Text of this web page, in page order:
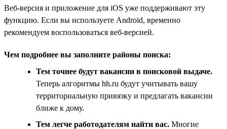
Веб-версия и приложение для iOS уже поддерживают эту
функцию. Если вы используете Android, временно
рекомендуем воспользоваться веб-версией.
Чем подробнее вы заполните районы поиска:
Тем точнее будут вакансии в поисковой выдаче.
Теперь алгоритмы hh.ru будут учитывать вашу
территориальную привязку и предлагать вакансии
ближе к дому.
Тем легче работодателям найти вас. Многие